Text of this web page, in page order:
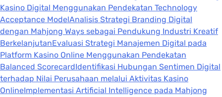
Kasino Digital Menggunakan Pendekatan Technology
Acceptance ModelAnalisis Strategi Branding Digital
dengan Mahjong Ways sebagai Pendukung Industri Kreatif
BerkelanjutanEvaluasi Strategi Manajemen Digital pada
Platform Kasino Online Menggunakan Pendekatan
Balanced ScorecardIdentifikasi Hubungan Sentimen Digital
terhadap Nilai Perusahaan melalui Aktivitas Kasino
OnlineImplementasi Artificial Intelligence pada Mahjong